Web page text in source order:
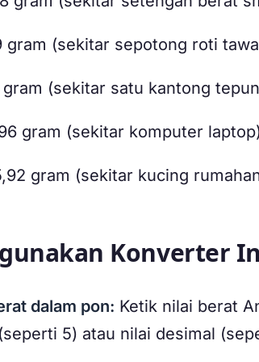
gram (sekitar sepotong roti
gram (sekitar satu kantong
gram (sekitar komputer
gram (sekitar kucing
Konverter
dalam pon: Ketik nilai berat
5) atau nilai desimal